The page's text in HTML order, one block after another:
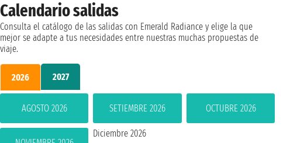
Calendario salidas
Consulta el catálogo de las salidas con Emerald Radiance y elige la que
mejor se adapte a tus necesidades entre nuestras muchas propuestas de
viaje.
2026 2027
AGOSTO 2026 SETIEMBRE 2026 OCTUBRE 2026
Diciembre 2026